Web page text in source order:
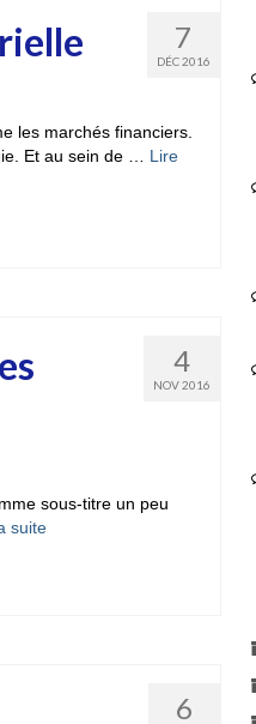
7
DÉC 2016
les marchés financiers.
Et au sein de … Lire
4
NOV 2016
sous-titre un peu
suite­­
6